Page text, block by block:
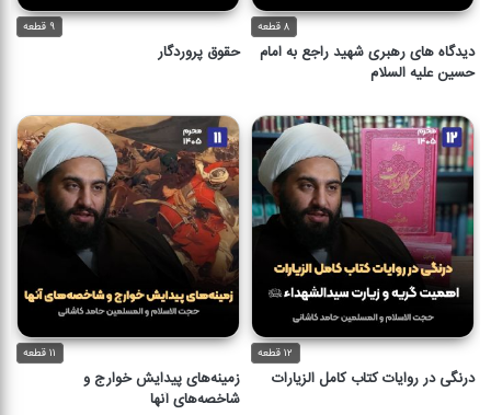
۸ قطعه
دیدگاه های رهبری شهید راجع به امام
حسین علیه السلام
۹ قطعه
حقوق پروردگار
۱۲ قطعه
درنگی در روایات کتاب کامل الزیارات
۱۱ قطعه
زمینه‌های پیدایش خوارج و
شاخصه‌های آنها